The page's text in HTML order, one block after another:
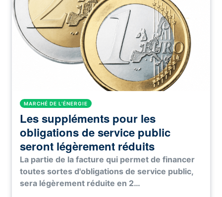
MARCHÉ DE L'ÉNERGIE
Les suppléments pour les
obligations de service public
seront légèrement réduits
La partie de la facture qui permet de financer
toutes sortes d'obligations de service public,
sera légèrement réduite en 2…